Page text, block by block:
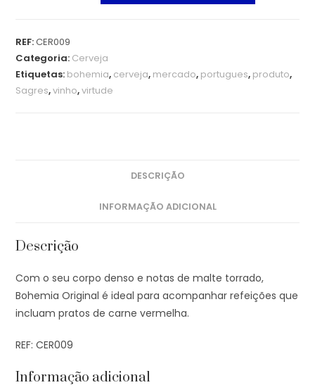
REF:CER009
Categoria: Cerveja
Etiquetas: bohemia, cerveja, mercado, portugues, produto,
Sagres,vinho,virtude
DESCRIÇÃO
INFORMAÇÃO ADICIONAL
Descrição
Com o seu corpo denso e notas de malte torrado,
Bohemia Original é ideal para acompanhar refeições que
incluam pratos de carne vermelha.
REF: CER009
Informação adicional